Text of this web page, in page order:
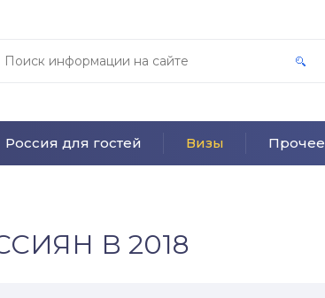
Россия для гостей Визы Прочее
В 2018